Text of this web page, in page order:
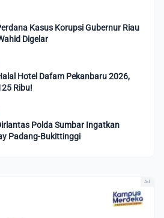
Kasus Korupsi Gubernur Riau
Digelar
Hotel Dafam Pekanbaru 2026,
Ribu!
Polda Sumbar Ingatkan
Padang-Bukittinggi
Ad